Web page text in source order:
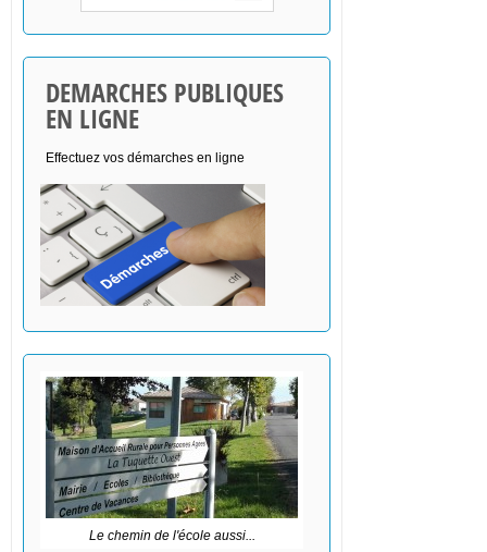
DEMARCHES PUBLIQUES
EN LIGNE
Effectuez vos démarches en ligne
Le chemin de l'école aussi...